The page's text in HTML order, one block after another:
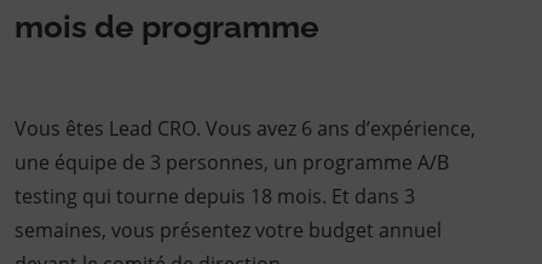
mois de programme
Vous êtes Lead CRO. Vous avez 6 ans d’expérience,
une équipe de 3 personnes, un programme A/B
testing qui tourne depuis 18 mois. Et dans 3
semaines, vous présentez votre budget annuel